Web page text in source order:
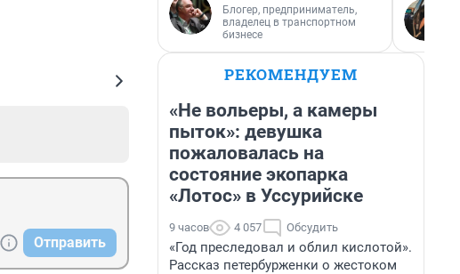
Отправить
Блогер, предприниматель,
владелец в транспортном
бизнесе
РЕКОМЕНДУЕМ
«Не вольеры, а камеры
пыток»: девушка
пожаловалась на
состояние экопарка
«Лотос» в Уссурийске
9 часов 4 057 Обсудить
«Год преследовал и облил кислотой».
Рассказ петербурженки о жестоком